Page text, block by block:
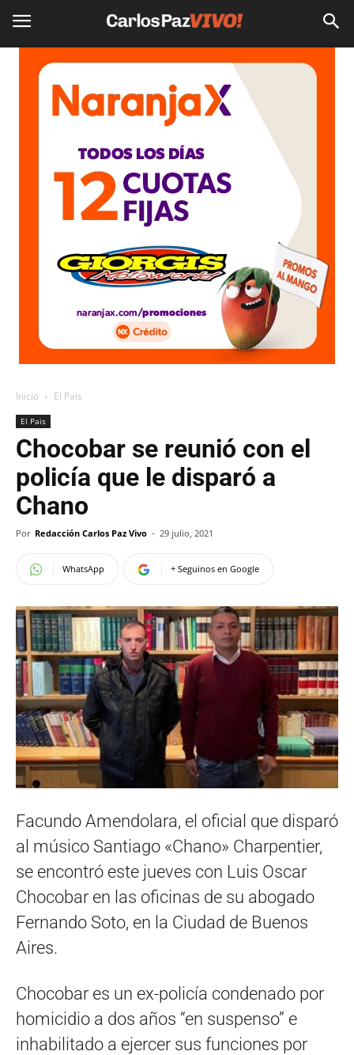
Inicio El Pais
El Pais
Chocobar se reunió con el
policía que le disparó a
Chano
Por Redacción Carlos Paz Vivo - 29 julio, 2021
WhatsApp + Seguinos en Google
Facundo Amendolara, el oficial que disparó
al músico Santiago «Chano» Charpentier,
se encontró este jueves con Luis Oscar
Chocobar en las oficinas de su abogado
Fernando Soto, en la Ciudad de Buenos
Aires.
Chocobar es un ex-policía condenado por
homicidio a dos años “en suspenso” e
inhabilitado a ejercer sus funciones por